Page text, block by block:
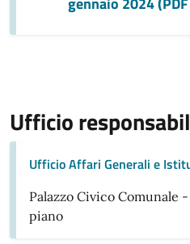
Ufficio
Ufficio Affari Generali e
Palazzo Civico Comunale
piano